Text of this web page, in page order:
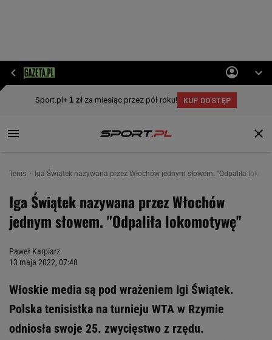
Tenis Iga Świątek nazywana przez Włochów jednym słowem. "Odpaliła
Iga Świątek nazywana przez Włochów
jednym słowem. "Odpaliła lokomotywę"
Paweł Karpiarz
13 maja 2022, 07:48
Włoskie media są pod wrażeniem Igi Świątek.
Polska tenisistka na turnieju WTA w Rzymie
odniosła swoje 25. zwycięstwo z rzędu.